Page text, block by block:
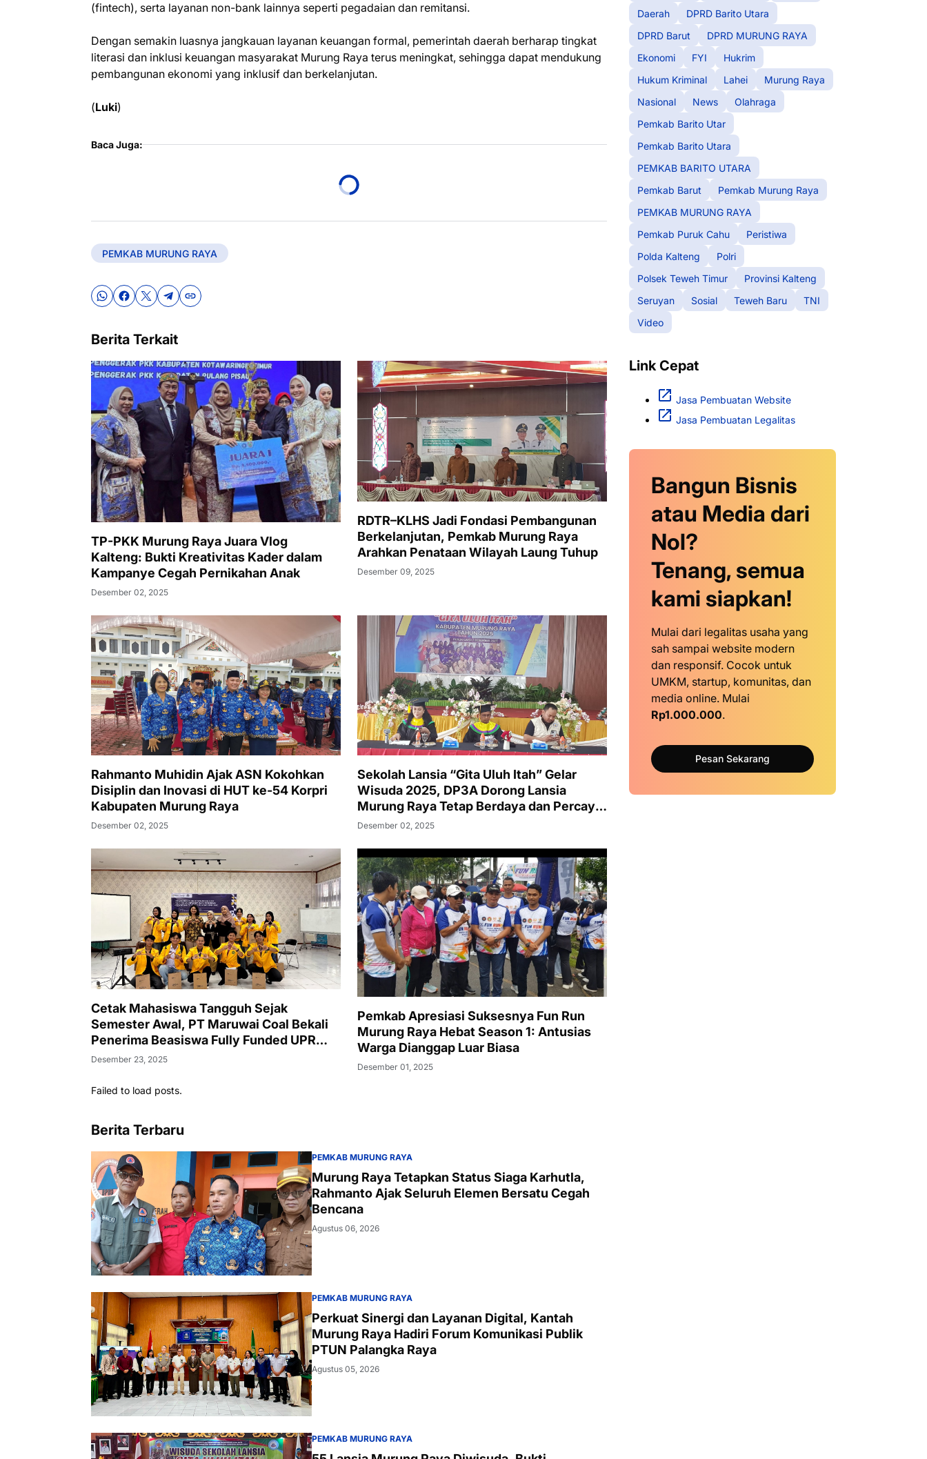
(fintech), serta layanan non-bank lainnya seperti pegadaian dan remitansi.
Dengan semakin luasnya jangkauan layanan keuangan formal, pemerintah daerah berharap tingkat
literasi dan inklusi keuangan masyarakat Murung Raya terus meningkat, sehingga dapat mendukung
pembangunan ekonomi yang inklusif dan berkelanjutan.
(Luki)
Baca Juga:
PEMKAB MURUNG RAYA
Berita Terkait
TP-PKK Murung Raya Juara Vlog
Kalteng: Bukti Kreativitas Kader dalam
Kampanye Cegah Pernikahan Anak
Desember 02, 2025
RDTR–KLHS Jadi Fondasi Pembangunan
Berkelanjutan, Pemkab Murung Raya
Arahkan Penataan Wilayah Laung Tuhup
Desember 09, 2025
Rahmanto Muhidin Ajak ASN Kokohkan
Disiplin dan Inovasi di HUT ke-54 Korpri
Kabupaten Murung Raya
Desember 02, 2025
Sekolah Lansia “Gita Uluh Itah” Gelar
Wisuda 2025, DP3A Dorong Lansia
Murung Raya Tetap Berdaya dan Percaya
Diri
Desember 02, 2025
Cetak Mahasiswa Tangguh Sejak
Semester Awal, PT Maruwai Coal Bekali
Penerima Beasiswa Fully Funded UPR
dengan Soft Skills dan Pemetaan Potensi
Desember 23, 2025
Pemkab Apresiasi Suksesnya Fun Run
Murung Raya Hebat Season 1: Antusias
Warga Dianggap Luar Biasa
Desember 01, 2025
Failed to load posts.
Berita Terbaru
PEMKAB MURUNG RAYA
Murung Raya Tetapkan Status Siaga Karhutla,
Rahmanto Ajak Seluruh Elemen Bersatu Cegah
Bencana
Agustus 06, 2026
PEMKAB MURUNG RAYA
Perkuat Sinergi dan Layanan Digital, Kantah
Murung Raya Hadiri Forum Komunikasi Publik
PTUN Palangka Raya
Agustus 05, 2026
PEMKAB MURUNG RAYA
Daerah
DPRD Barito Utara
DPRD Barut
DPRD MURUNG RAYA
Ekonomi
FYI
Hukrim
Hukum Kriminal
Lahei
Murung Raya
Nasional
News
Olahraga
Pemkab Barito Utar
Pemkab Barito Utara
PEMKAB BARITO UTARA
Pemkab Barut
Pemkab Murung Raya
PEMKAB MURUNG RAYA
Pemkab Puruk Cahu
Peristiwa
Polda Kalteng
Polri
Polsek Teweh Timur
Provinsi Kalteng
Seruyan
Sosial Teweh Baru
TNI
Video
Link Cepat
Jasa Pembuatan Website
Jasa Pembuatan Legalitas
Bangun Bisnis
atau Media dari
Nol?
Tenang, semua
kami siapkan!
Mulai dari legalitas usaha yang
sah sampai website modern
dan responsif. Cocok untuk
UMKM, startup, komunitas, dan
media online. Mulai
Rp1.000.000.
Pesan Sekarang